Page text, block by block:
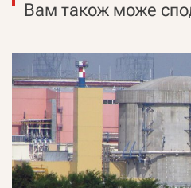
Вам також може